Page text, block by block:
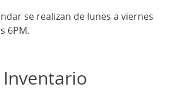
se realizan de lunes a viernes
6PM.
Inventario